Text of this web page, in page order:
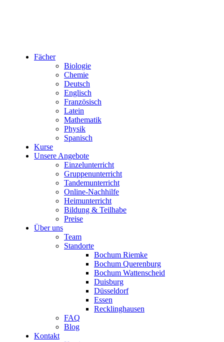
Fächer
Biologie
Chemie
Deutsch
Englisch
Französisch
Latein
Mathematik
Physik
Spanisch
Kurse
Unsere Angebote
Einzelunterricht
Gruppenunterricht
Tandemunterricht
Online-Nachhilfe
Heimunterricht
Bildung & Teilhabe
Preise
Über uns
Team
Standorte
Bochum Riemke
Bochum Querenburg
Bochum Wattenscheid
Duisburg
Düsseldorf
Essen
Recklinghausen
FAQ
Blog
Kontakt